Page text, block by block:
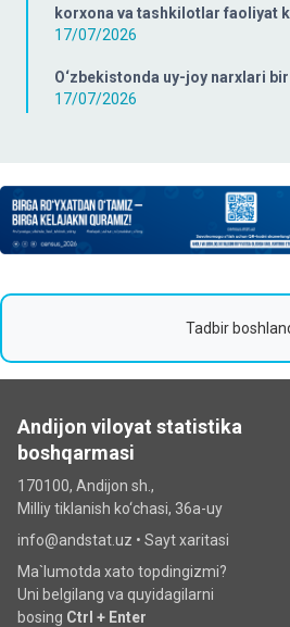
korxona va tashkilotlar faoliyat
17/07/2026
O‘zbekistonda uy-joy narxlari
17/07/2026
Tadbir
Andijon viloyat statistika
boshqarmasi
170100, Andijon sh.,
Milliy tiklanish ko‘chаsi, 36a-uy
info@andstat.uz • Sayt xaritasi
Ma`lumotda xato topdingizmi?
Uni belgilang va quyidagilarni
bosing Ctrl + Enter